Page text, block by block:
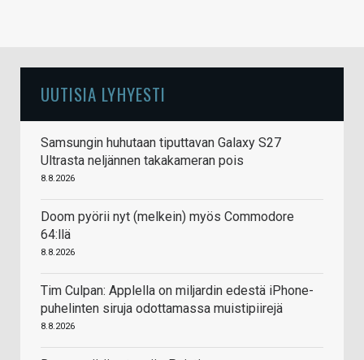
UUTISIA LYHYESTI
Samsungin huhutaan tiputtavan Galaxy S27
Ultrasta neljännen takakameran pois
8.8.2026
Doom pyörii nyt (melkein) myös Commodore
64:llä
8.8.2026
Tim Culpan: Applella on miljardin edestä iPhone-
puhelinten siruja odottamassa muistipiirejä
8.8.2026